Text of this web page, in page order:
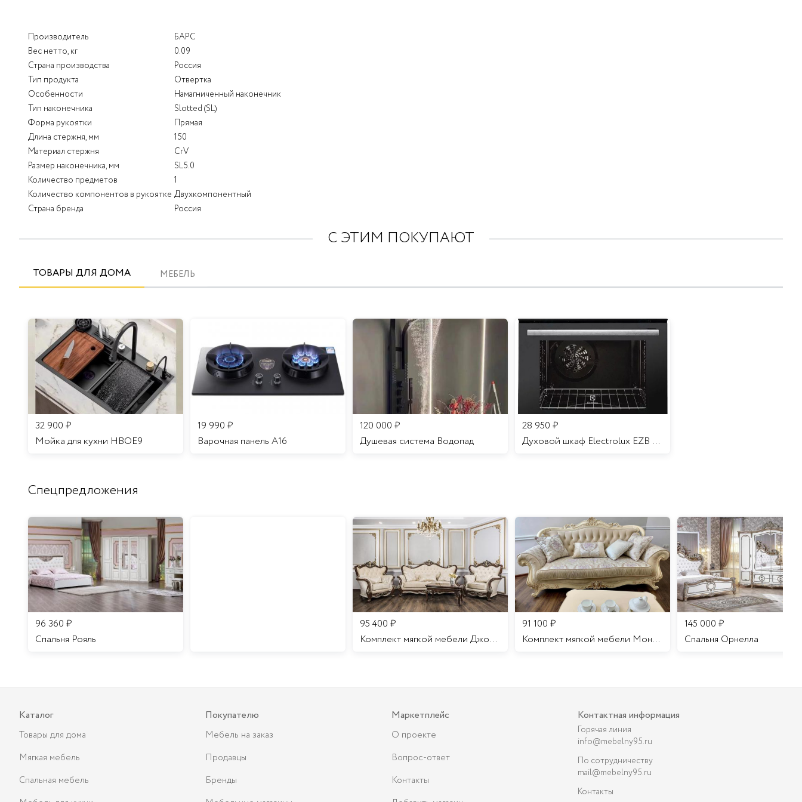
Производитель
БАРС
Вес нетто, кг
0.09
Страна производства
Россия
Тип продукта
Отвертка
Особенности
Намагниченный наконечник
Тип наконечника
Slotted (SL)
Форма рукоятки
Прямая
Длина стержня, мм
150
Материал стержня
CrV
Размер наконечника, мм
SL5.0
Количество предметов
1
Количество компонентов в рукоятке Двухкомпонентный
Страна бренда
Россия
С ЭТИМ ПОКУПАЮТ
ТОВАРЫ ДЛЯ ДОМА МЕБЕЛЬ
32 900 ₽
Мойка для кухни HBOE9
19 990 ₽
Варочная панель A16
120 000 ₽
Душевая система Водопад
28 950 ₽
Духовой шкаф Electrolux EZB 52410 AK
Спецпредложения
96 360 ₽
Спальня Рояль
95 400 ₽
Комплект мягкой мебели Джоконда
91 100 ₽
Комплект мягкой мебели Мона Лиза
145 000 ₽
Cпальня Орнелла
Каталог
Товары для дома
Мягкая мебель
Спальная мебель
Покупателю
Мебель на заказ
Продавцы
Бренды
Маркетплейс
О проекте
Вопрос-ответ
Контакты
Контактная информация
Горячая линия
info@mebelny95.ru
По сотрудничеству
mail@mebelny95.ru
Контакты